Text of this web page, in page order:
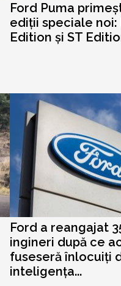
Ford Puma
ediții speciale noi:
Edition și ST
Ford a reangajat
ingineri după ce
fuseseră înlocuiți
inteligența...